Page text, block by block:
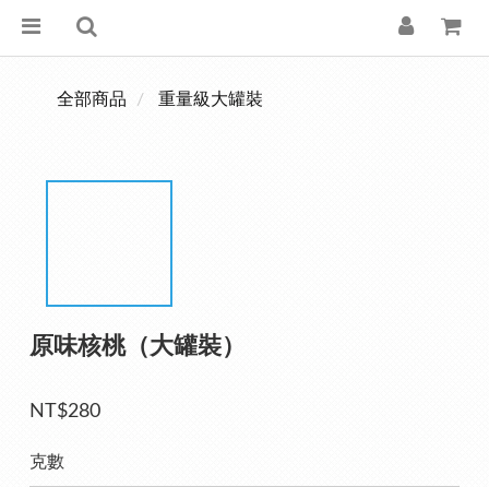
全部商品 重量級大罐裝
原味核桃（大罐裝）
NT$280
克數